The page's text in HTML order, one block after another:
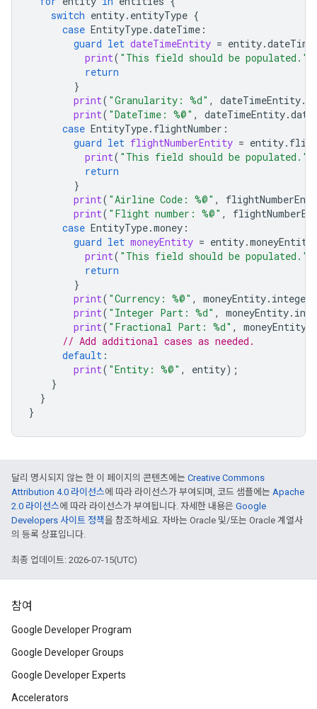
switch entity. entityType {
case EntityType.dateTime :
guard let dateTimeEntity = entity.
print( "This field should be populated."
return
}
print( "Granularity: %d" , dateTimeEntity.
print( "DateTime: %@" , dateTimeEntity.
case EntityType. flightNumber :
guard let flightNumberEntity = entity.
print( "This field should be populated."
return
}
print( "Airline Code: %@" ,
print( "Flight number: %@" ,
case EntityType.money :
guard let moneyEntity = entity.moneyEntity
print( "This field should be populated."
return
}
print( "Currency: %@" , moneyEntity.
print( "Integer Part: %d" , moneyEntity.
print( "Fractional Part: %d" , moneyEntity
// Add additional cases as needed.
default :
print( "Entity: %@" , entity);
}
}
}
달리 명시되지 않는 한 이 페이지의 콘텐츠에는 Creative Commons
Attribution 4.0 라이선스에 따라 라이선스가 부여되며, 코드 샘플에는 Apache
2.0 라이선스에 따라 라이선스가 부여됩니다. 자세한 내용은 Google
Developers 사이트 정책을 참조하세요. 자바는 Oracle 및/또는 Oracle 계열사
의 등록 상표입니다.
최종 업데이트: 2026-07-15(UTC)
참여
Google Developer Program
Google Developer Groups
Google Developer Experts
Accelerators